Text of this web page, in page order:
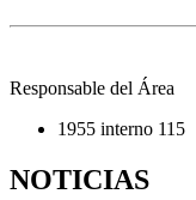
Responsable del Área
1955 interno 115
NOTICIAS